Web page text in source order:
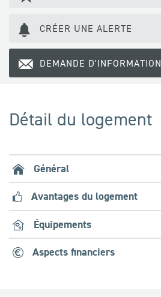
CRÉER UNE ALERTE
DEMANDE D'INFORMATION
Détail du logement
Général
Avantages du logement
Équipements
Aspects financiers